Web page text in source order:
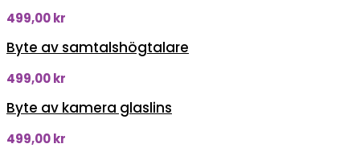
499,00kr
Byte av samtalshögtalare
499,00kr
Byte av kamera glaslins
499,00kr